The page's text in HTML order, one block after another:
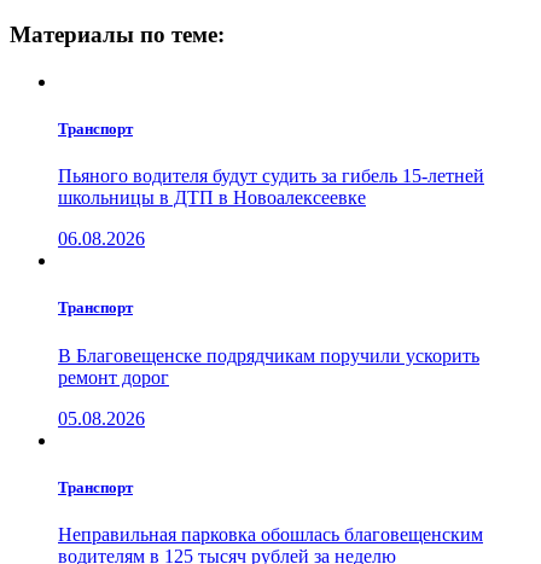
Материалы по теме:
Транспорт
Пьяного водителя будут судить за гибель 15-летней
школьницы в ДТП в Новоалексеевке
06.08.2026
Транспорт
В Благовещенске подрядчикам поручили ускорить
ремонт дорог
05.08.2026
Транспорт
Неправильная парковка обошлась благовещенским
водителям в 125 тысяч рублей за неделю